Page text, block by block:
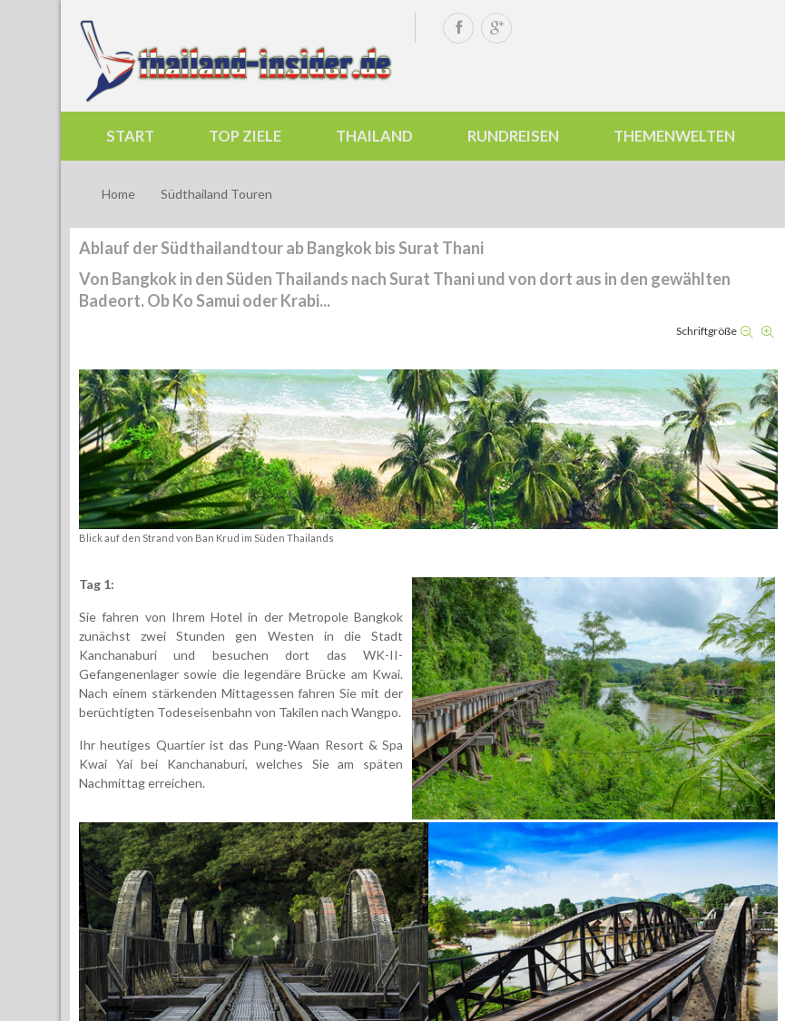
START TOP ZIELE THAILAND RUNDREISEN THEMENWELTEN
Home Südthailand Touren
Ablauf der Südthailandtour ab Bangkok bis Surat Thani
Von Bangkok in den Süden Thailands nach Surat Thani und von dort aus in den gewählten
Badeort. Ob Ko Samui oder Krabi...
Schriftgröße
Blick auf den Strand von Ban Krud im Süden Thailands
Tag 1:
Sie fahren von Ihrem Hotel in der Metropole Bangkok
zunächst zwei Stunden gen Westen in die Stadt
Kanchanaburi und besuchen dort das WK-II-
Gefangenenlager sowie die legendäre Brücke am Kwai.
Nach einem stärkenden Mittagessen fahren Sie mit der
berüchtigten Todeseisenbahn von Takilen nach Wangpo.
Ihr heutiges Quartier ist das Pung-Waan Resort & Spa
Kwai Yai bei Kanchanaburi, welches Sie am späten
Nachmittag erreichen.